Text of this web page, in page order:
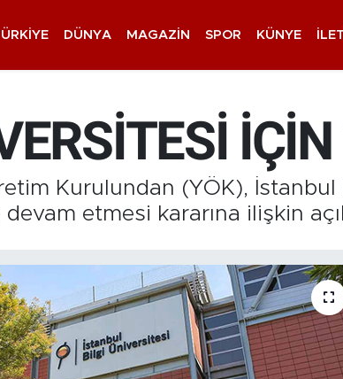
DÜNYA MAGAZIN SPOR KÜNYE
Kurulundan (YÖK),
etmesi kararına ilişkin